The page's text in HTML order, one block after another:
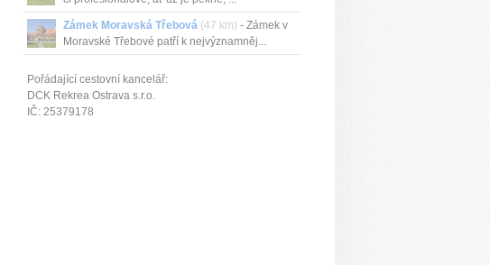
Zámek Moravská Třebová (47 km) - Zámek v
Moravské Třebové patří k nejvýznamněj...
Pořádající cestovní kancelář:
DCK Rekrea Ostrava s.r.o.
IČ: 25379178